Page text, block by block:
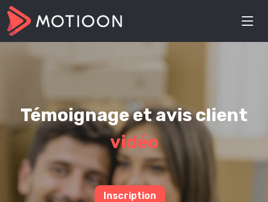
Témoignage et avis client
vidéo
Inscription